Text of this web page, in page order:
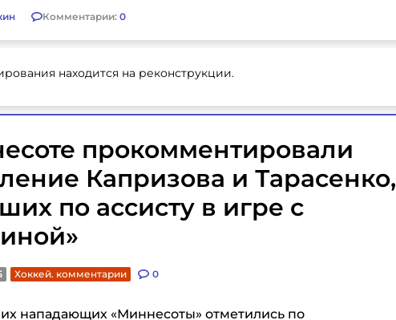
Комментарии: 0
находится на реконструкции.
прокомментировали
Капризова и Тарасенко,
по ассисту в игре с
Хоккей. комментарии 0
нападающих «Миннесоты» отметились по